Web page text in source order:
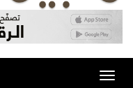
Toggle